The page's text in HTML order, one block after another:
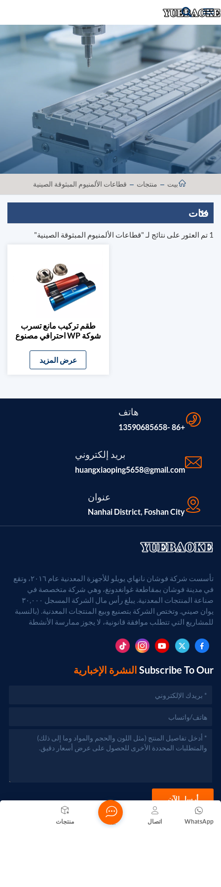
بيت منتجات قطاعات الألمنيوم المبثوقة الصينية
فئات
1 تم العثور على نتائج لـ "قطاعات الألمنيوم المبثوقة الصينية"
طقم تركيب مانع تسرب
شوكة WP احترافي مصنوع
عرض المزيد
هاتف
+86 -13590685658
بريد إلكتروني
huangxiaoping5658@gmail.com
عنوان
Nanhai District, Foshan City
تأسست شركة فوشان نانهاي يويلو للأجهزة المعدنية عام ٢٠١٦، وتقع
في مدينة فوشان بمقاطعة غوانغدونغ، وهي شركة متخصصة في
صناعة المنتجات المعدنية. يبلغ رأس مال الشركة المسجل ٣٠,٠٠٠
يوان صيني. وتختص الشركة بتصنيع وبيع المنتجات المعدنية. (بالنسبة
للمشاريع التي تتطلب موافقة قانونية، لا يجوز ممارسة الأنشطة
Subscribe To Our النشرة الإخبارية
أرسل الآن
منتجات WhatsApp اتصال